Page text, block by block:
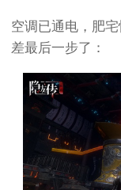
空调已通电，肥
差最后一步了：